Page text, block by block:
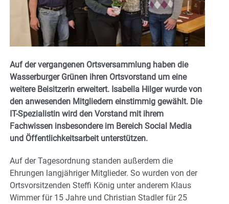
Auf der vergangenen Ortsversammlung haben die
Wasserburger Grünen ihren Ortsvorstand um eine
weitere Beisitzerin erweitert. Isabella Hilger wurde von
den anwesenden Mitgliedern einstimmig gewählt. Die
IT-Spezialistin wird den Vorstand mit ihrem
Fachwissen insbesondere im Bereich Social Media
und Öffentlichkeitsarbeit unterstützen.
Auf der Tagesordnung standen außerdem die
Ehrungen langjähriger Mitglieder. So wurden von der
Ortsvorsitzenden Steffi König unter anderem Klaus
Wimmer für 15 Jahre und Christian Stadler für 25